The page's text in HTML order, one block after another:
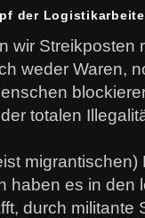
der
wir Streikposten
weder Waren,
totalen
haben es in den
durch militante